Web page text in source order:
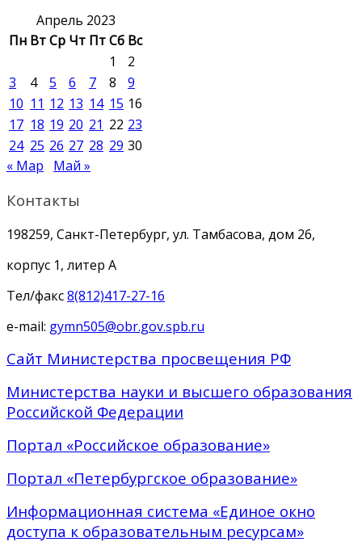
Апрель 2023
Пн ВтСр Чт ПтСб Вс
1
2
3
4 5 6 7 8
9
10 11 12 13 14 15 16
17 18 19 20 21 22 23
24 25 26 27 28 29 30
« Мар
Май »
Контакты
198259, Санкт-Петербург, ул. Тамбасова, дом 26,
корпус 1, литер А
Тел/факс8(812)417-27-16
e-mail: gymn505@obr.gov.spb.ru
Сайт Министерства просвещения РФ
Министерства науки и высшего образования
Российской Федерации
Портал «Российское образование»
Портал «Петербургское образование»
Информационная система «Единое окно
доступа к образовательным ресурсам»